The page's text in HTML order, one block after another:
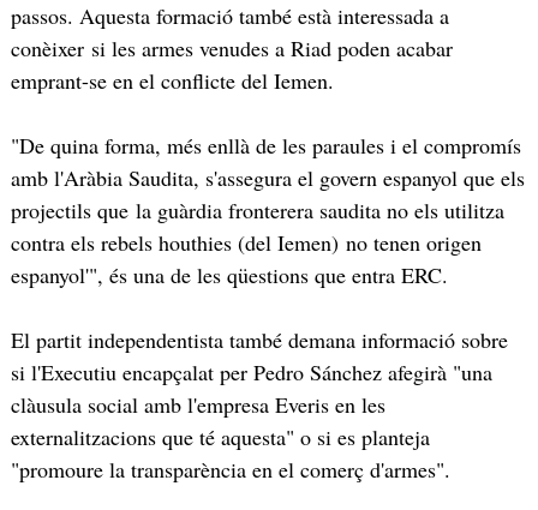
passos. Aquesta formació també està interessada a
conèixer si les armes venudes a Riad poden acabar
emprant-se en el conflicte del Iemen.
"De quina forma, més enllà de les paraules i el compromís
amb l'Aràbia Saudita, s'assegura el govern espanyol que els
projectils que la guàrdia fronterera saudita no els utilitza
contra els rebels houthies (del Iemen) no tenen origen
espanyol'", és una de les qüestions que entra ERC.
El partit independentista també demana informació sobre
si l'Executiu encapçalat per Pedro Sánchez afegirà "una
clàusula social amb l'empresa Everis en les
externalitzacions que té aquesta" o si es planteja
"promoure la transparència en el comerç d'armes".